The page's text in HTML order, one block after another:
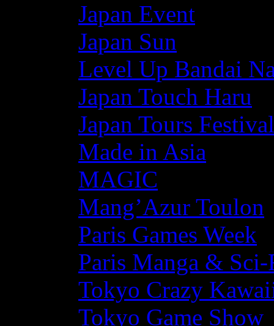
Japan Event
Japan Sun
Level Up Bandai
Japan Touch Haru
Japan Tours Festival
Made in Asia
MAGIC
Mang’Azur Toulon
Paris Games Week
Paris Manga &
Tokyo Crazy
Tokyo Game Show